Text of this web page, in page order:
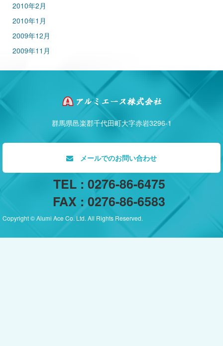
2010年2月
2010年1月
2009年12月
2009年11月
群馬県邑楽郡千代田町大字赤岩3296-1
メールでのお問い合わせ
TEL : 0276-86-6475
FAX : 0276-86-6583
Copyright © Alumi Ace Co. Ltd. All Rights Reserved.